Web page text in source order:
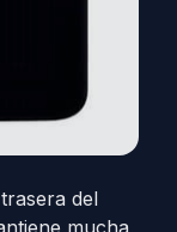
del